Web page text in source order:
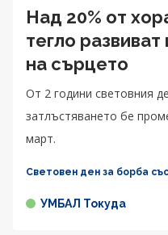
Над 20% от
тегло
на сърцето
От 2 години световния
затлъстяването бе
март.
Световен ден за борба
УМБАЛ Токуда